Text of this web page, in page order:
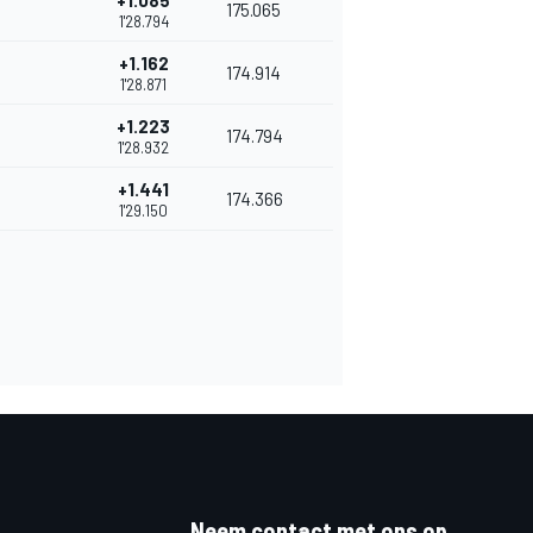
1'28.794
175.065
+1.162
1'28.871
174.914
+1.223
1'28.932
174.794
+1.441
1'29.150
174.366